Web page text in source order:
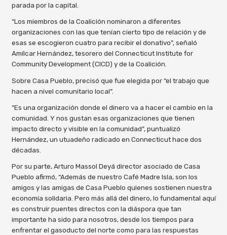
parada por la capital.
“Los miembros de la Coalición nominaron a diferentes
organizaciones con las que tenían cierto tipo de relación y de
esas se escogieron cuatro para recibir el donativo”, señaló
Amílcar Hernández, tesorero del Connecticut Institute for
Community Development (CICD) y de la Coalición.
Sobre Casa Pueblo, precisó que fue elegida por “el trabajo que
hacen a nivel comunitario local”.
“Es una organización donde el dinero va a hacer el cambio en la
comunidad. Y nos gustan esas organizaciones que tienen
impacto directo y visible en la comunidad”, puntualizó
Hernández, un utuadeño radicado en Connecticut hace dos
décadas.
Por su parte, Arturo Massol Deyá director asociado de Casa
Pueblo afirmó, “Además de nuestro Café Madre Isla, son los
amigos y las amigas de Casa Pueblo quienes sostienen nuestra
economía solidaria. Pero más allá del dinero, lo fundamental aquí
es construir puentes directos con la diáspora que tan
importante ha sido para nosotros, desde los tiempos para
enfrentar el gasoducto del norte como para las respuestas